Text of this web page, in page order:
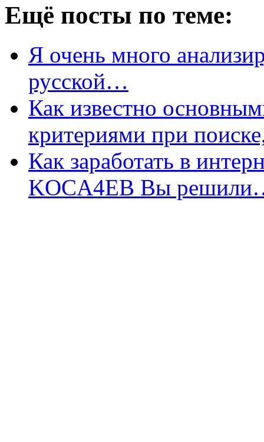
Ещё посты по теме:
Я очень много
русской…
Как известно
критериями при
Как заработать в
KOCA4EB Вы